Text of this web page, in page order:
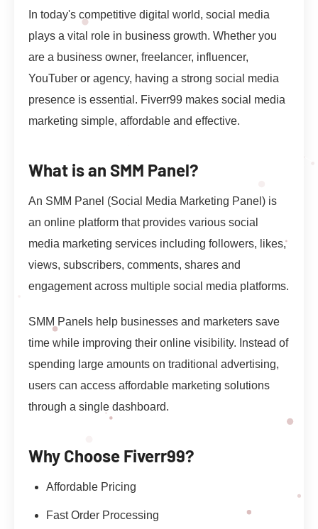
In today's competitive digital world, social media
plays a vital role in business growth. Whether you
are a business owner, freelancer, influencer,
YouTuber or agency, having a strong social media
presence is essential. Fiverr99 makes social media
marketing simple, affordable and effective.
What is an SMM Panel?
An SMM Panel (Social Media Marketing Panel) is
an online platform that provides various social
media marketing services including followers, likes,
views, subscribers, comments, shares and
engagement across multiple social media platforms.
SMM Panels help businesses and marketers save
time while improving their online visibility. Instead of
spending large amounts on traditional advertising,
users can access affordable marketing solutions
through a single dashboard.
Why Choose Fiverr99?
Affordable Pricing
Fast Order Processing